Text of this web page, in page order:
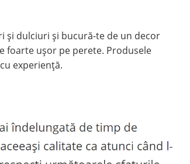
şi dulciuri și bucură-te de un decor
foarte ușor pe perete. Produsele
experiență.